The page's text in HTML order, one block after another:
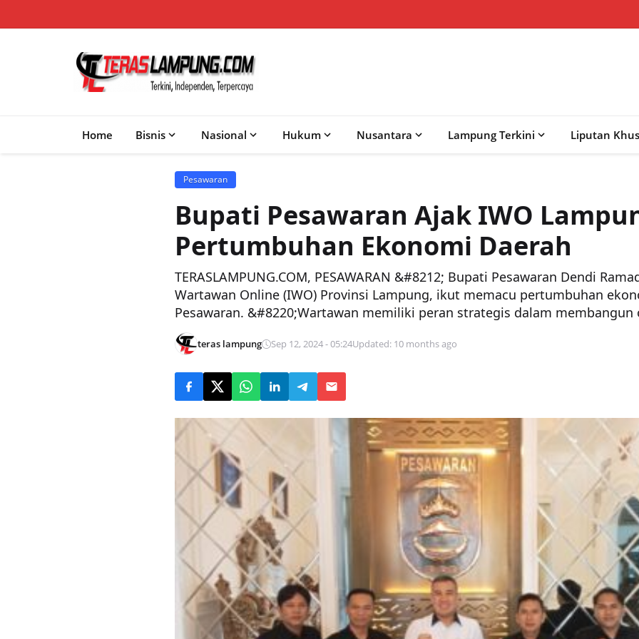
Home Bisnis Nasional Hukum Nusantara Lampung Terkini Liputan
Pesawaran
Bupati Pesawaran Ajak IWO
Pertumbuhan Ekonomi Daerah
TERASLAMPUNG.COM, PESAWARAN &#8212; Bupati Pesawaran Dendi
Wartawan Online (IWO) Provinsi Lampung, ikut memacu pertumbuhan
Pesawaran. &#8220;Wartawan memiliki peran strategis dalam
teras lampung Sep 12, 2024 - 05:24Updated: 10 months ago